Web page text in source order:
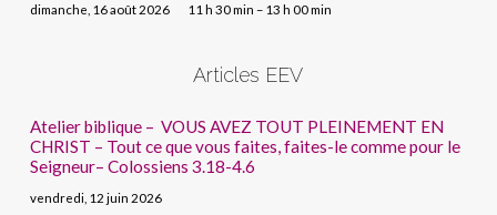
dimanche, 16 août 2026 11 h 30 min – 13 h 00 min
Articles EEV
Atelier biblique – VOUS AVEZ TOUT PLEINEMENT EN
CHRIST – Tout ce que vous faites, faites-le comme pour le
Seigneur– Colossiens 3.18-4.6
vendredi, 12 juin 2026